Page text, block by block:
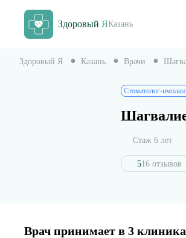
Здоровый ЯКазань
Здоровый Я Казань Врачи
Стоматолог-
Стаж 6 лет
516 отзывов
Врач принимает в 3